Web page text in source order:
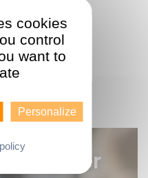
gérer
cookies
control
want to
Personalize